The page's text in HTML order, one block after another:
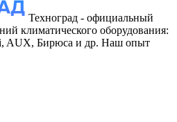
Техноград - официальный
климатического оборудования:
AUX, Бирюса и др. Наш опыт